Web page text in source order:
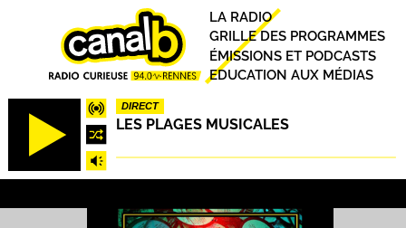
DIRECT
LES PLAGES MUSICALES
Principal
LA RADIO
GRILLE DES PROGRAMMES
ÉMISSIONS ET PODCASTS
EDUCATION AUX MÉDIAS